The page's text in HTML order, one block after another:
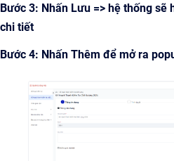
Bước 3: Nhấn Lưu => hệ thống sẽ
chi tiết
Bước 4: Nhấn Thêm để mở ra